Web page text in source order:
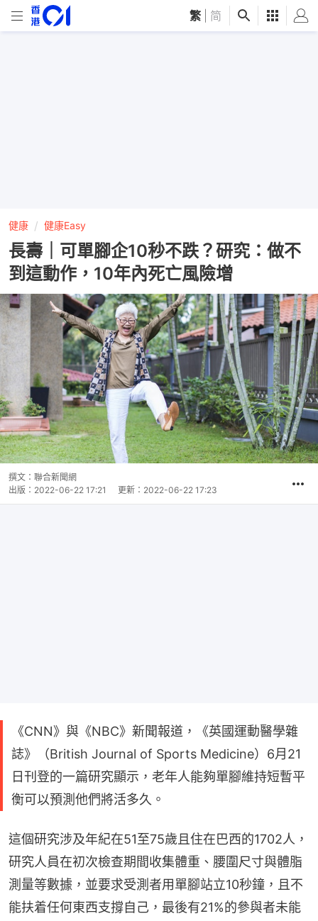
繁 简
健康 健康Easy
長壽｜可單腳企10秒不跌？研究：做不
到這動作，10年內死亡風險增
撰文： 聯合新聞網
出版： 2022-06-22 17:21 更新： 2022-06-22 17:23
《CNN》與《NBC》新聞報道，《英國運動醫學雜
誌》（British Journal of Sports Medicine）6月21
日刊登的一篇研究顯示，老年人能夠單腳維持短暫平
衡可以預測他們將活多久。
這個研究涉及年紀在51至75歲且住在巴西的1702人，
研究人員在初次檢查期間收集體重、腰圍尺寸與體脂
測量等數據，並要求受測者用單腳站立10秒鐘，且不
能扶着任何東西支撐自己，最後有21%的參與者未能